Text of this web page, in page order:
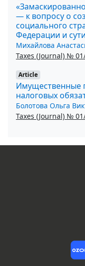
— к вопросу о
социального
Федерации и
Михайлова
Taxes (Journal) №
Article
Имущественные
налоговых
Болотова Ольга
Taxes (Journal) №